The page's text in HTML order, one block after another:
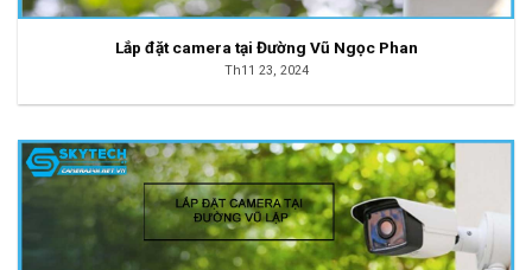
Lắp đặt camera tại Đường Vũ Ngọc Phan
Th11 23, 2024